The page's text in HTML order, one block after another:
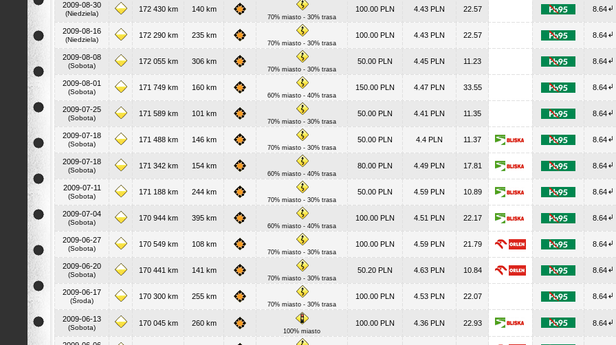
2009-08-30
(Niedziela)
172 430 km 140 km
70% miasto - 30% trasa
100.00 PLN 4.43 PLN 22.57 8.64
2009-08-16
(Niedziela)
172 290 km 235 km
70% miasto - 30% trasa
100.00 PLN 4.43 PLN 22.57 8.64
2009-08-08
(Sobota)
172 055 km 306 km
70% miasto - 30% trasa
50.00 PLN 4.45 PLN 11.23 8.64
2009-08-01
(Sobota)
171 749 km 160 km
60% miasto - 40% trasa
150.00 PLN 4.47 PLN 33.55 8.64
2009-07-25
(Sobota)
171 589 km 101 km
70% miasto - 30% trasa
50.00 PLN 4.41 PLN 11.35 8.64
2009-07-18
(Sobota)
171 488 km 146 km
70% miasto - 30% trasa
50.00 PLN 4.4 PLN 11.37 8.64
2009-07-18
(Sobota)
171 342 km 154 km
60% miasto - 40% trasa
80.00 PLN 4.49 PLN 17.81 8.64
2009-07-11
(Sobota)
171 188 km 244 km
70% miasto - 30% trasa
50.00 PLN 4.59 PLN 10.89 8.64
2009-07-04
(Sobota)
170 944 km 395 km
60% miasto - 40% trasa
100.00 PLN 4.51 PLN 22.17 8.64
2009-06-27
(Sobota)
170 549 km 108 km
70% miasto - 30% trasa
100.00 PLN 4.59 PLN 21.79 8.64
2009-06-20
(Sobota)
170 441 km 141 km
70% miasto - 30% trasa
50.20 PLN 4.63 PLN 10.84 8.64
2009-06-17
(Środa)
170 300 km 255 km
70% miasto - 30% trasa
100.00 PLN 4.53 PLN 22.07 8.64
2009-06-13
(Sobota)
170 045 km 260 km
100% miasto
100.00 PLN 4.36 PLN 22.93 8.64